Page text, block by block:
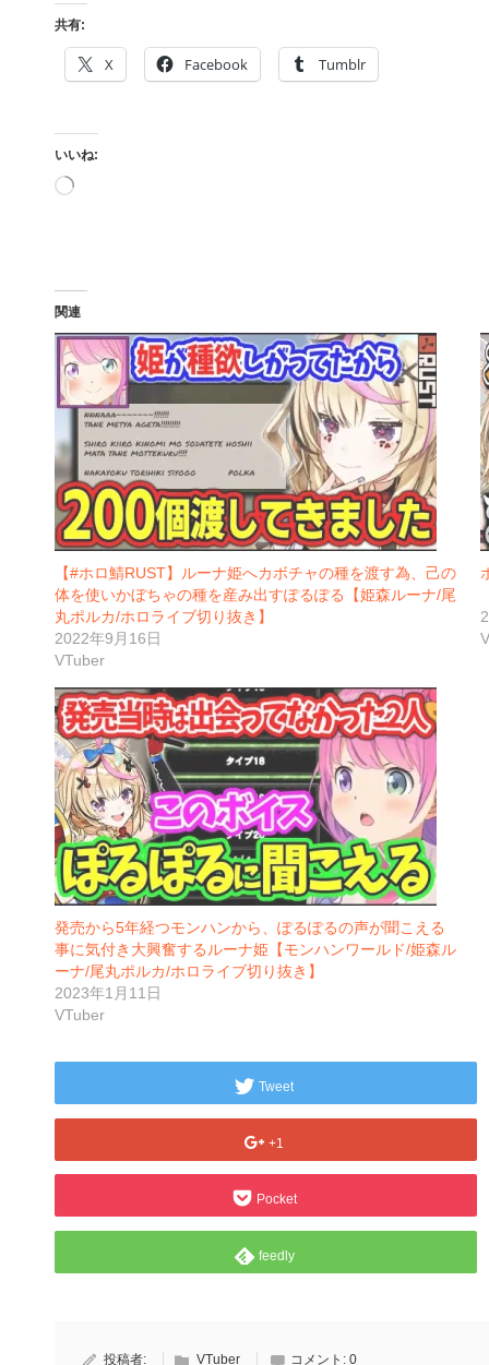
共有:
X Facebook Tumblr
いいね:
読
関連
【#ホロ鯖RUST】ルーナ姫へカボチャの種を渡す為、己の
体を使いかぼちゃの種を産み出すぽるぽる【姫森ルーナ/尾
丸ポルカ/ホロライブ切り抜き】
2022年9月16日
VTuber
発売から5年経つモンハンから、ぽるぽるの声が聞こえる
事に気付き大興奮するルーナ姫【モンハンワールド/姫森ル
ーナ/尾丸ポルカ/ホロライブ切り抜き】
2023年1月11日
VTuber
Tweet
+1
Pocket
feedly
投稿者: VTuber コメント: 0